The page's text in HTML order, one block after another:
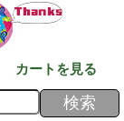
カートを見る